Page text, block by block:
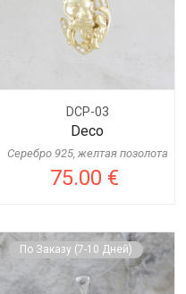
DCP-03
Deco
Серебро 925, желтая позолота
75.00 €
По Заказу (7-10 Дней)